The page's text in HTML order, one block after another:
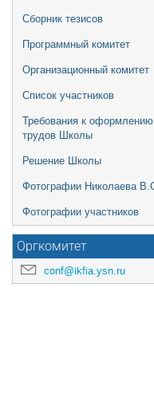
Сборник тезисов
Программный комитет
Организационный комитет
Список участников
Требования к оформлению
трудов Школы
Решение Школы
Фотографии Николаева
Фотографии участников
Оргкомитет
conf@ikfia.ysn.ru